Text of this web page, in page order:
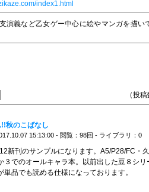
index1.html
演義など乙女ゲー中心に絵やマンガを描い
（投
秋のこばなし
15:13:00 - 閲覧：98回 - ライブラリ：0
新刊のサンプルになります。A5/P28/FC・
３でのオールキャラ本。以前出した豆８シリ
単品でも読める仕様になっております。